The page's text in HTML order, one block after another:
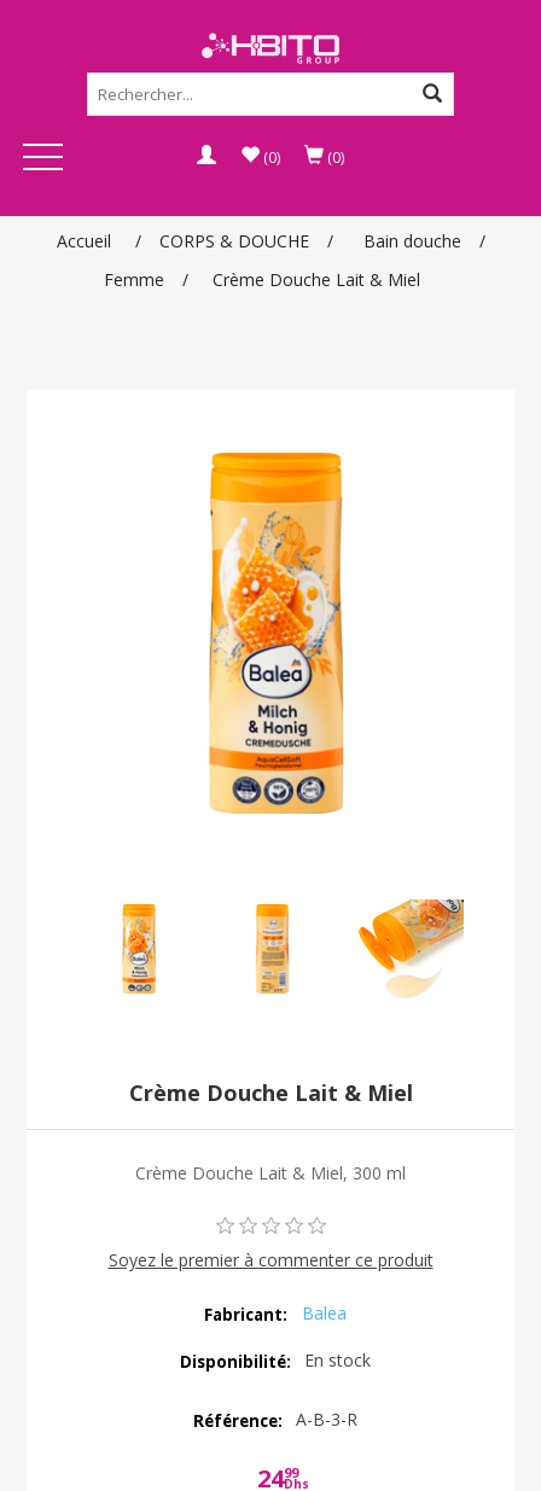
(0) (0)
Accueil / CORPS & DOUCHE / Bain douche
/
Femme
/ Crème Douche Lait & Miel
Crème Douche Lait & Miel
Crème Douche Lait & Miel, 300 ml
Soyez le premier à commenter ce produit
Fabricant: Balea
Disponibilité: En stock
Référence: A-B-3-R
2499
Dhs